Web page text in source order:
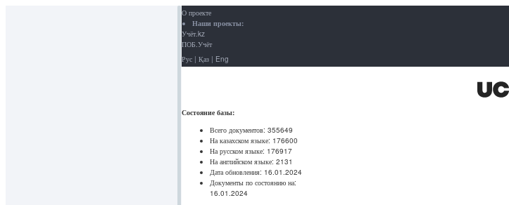
О проекте
Наши проекты:
Учёт.kz
ПОБ.Учёт
Рус | Қаз | Eng
Состояние базы:
Всего документов: 355649
На казахском языке: 176600
На русском языке: 176917
На английском языке: 2131
Дата обновления: 16.01.2024
Документы по состоянию на:
16.01.2024